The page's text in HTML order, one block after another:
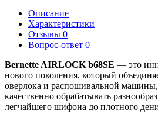
Описание
Характеристики
Отзывы 0
Вопрос-ответ 0
Bernette AIRLOCK b68SE — это
нового поколения, который
оверлока и распошивальной машины,
качественно обрабатывать
легчайшего шифона до плотного